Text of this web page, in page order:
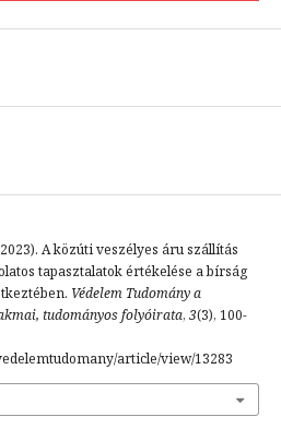
A közúti veszélyes áru szállítás
tapasztalatok értékelése a bírság
Védelem Tudomány a
tudományos folyóirata, 3(3), 100-
article/view/13283